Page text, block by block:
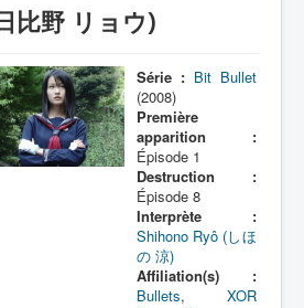
比野 リョウ)
Série : Bit Bullet
(2008)
Première
apparition :
Épisode 1
Destruction :
Épisode 8
Interprète :
Shihono Ryô (しほ
の 涼)
Affiliation(s) :
Bullets, XOR